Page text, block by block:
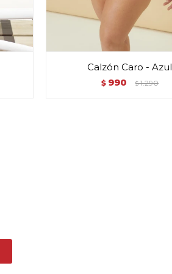
Calzón Caro - Azul
$ 990 $ 1.290